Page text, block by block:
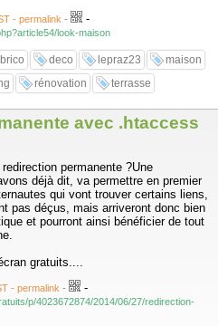
- permalink - -
look-maison
brico deco lepraz23
maison
rénovation terrasse
avec .htaccess
permanente ?Une
déjà dit, va permettre en premier
qui vont trouver certains liens,
pas déçus, mais arriveront donc bien
et pourront ainsi bénéficier de tout
gratuits....
- permalink - -
p/4023672874/2014/06/27/redirection-